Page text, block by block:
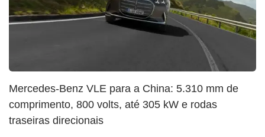
Mercedes-Benz VLE para a China: 5.310 mm de
comprimento, 800 volts, até 305 kW e rodas
traseiras direcionais